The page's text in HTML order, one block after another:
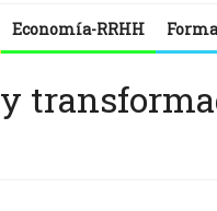
Economía-RRHH